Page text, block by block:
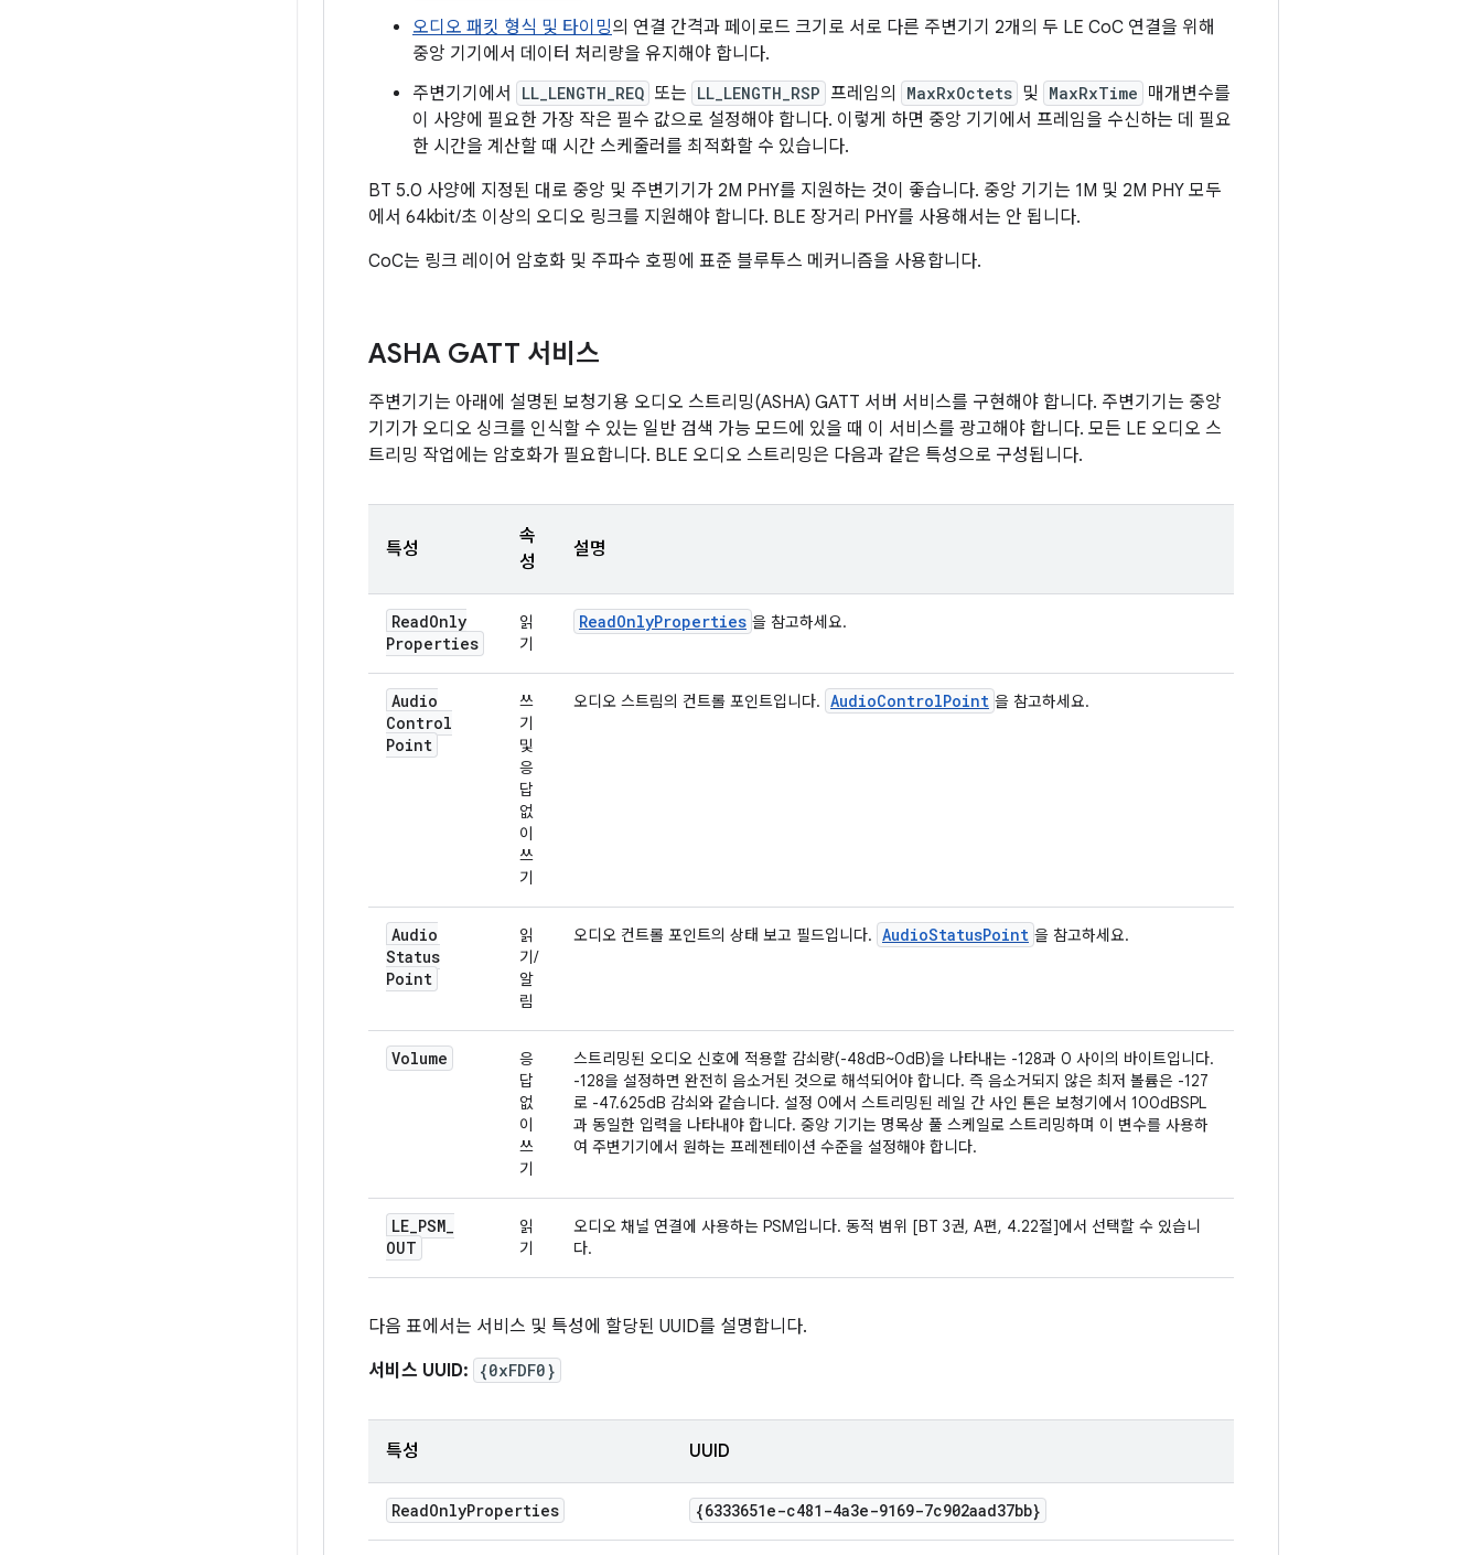
오디오 패킷 형식 및 타이밍의 연결 간격과 페이로드 크기로 서로 다른 주변기기 2개의 두 LE CoC 연결을 위해
중앙 기기에서 데이터 처리량을 유지해야 합니다.
주변기기에서
LL_LENGTH_REQ 또는 LL_LENGTH_RSP 프레임의 MaxRxOctets 및 MaxRxTime 매개변수를
이 사양에 필요한 가장 작은 필수 값으로 설정해야 합니다. 이렇게 하면 중앙 기기에서 프레임을 수신하는 데 필요
한 시간을 계산할 때 시간 스케줄러를 최적화할 수 있습니다.
BT 5.0 사양에 지정된 대로 중앙 및 주변기기가 2M PHY를 지원하는 것이 좋습니다. 중앙 기기는 1M 및 2M PHY 모두
에서 64kbit/초 이상의 오디오 링크를 지원해야 합니다. BLE 장거리 PHY를 사용해서는 안 됩니다.
CoC는 링크 레이어 암호화 및 주파수 호핑에 표준 블루투스 메커니즘을 사용합니다.
ASHA GATT 서비스
주변기기는 아래에 설명된 보청기용 오디오 스트리밍(ASHA) GATT 서버 서비스를 구현해야 합니다. 주변기기는 중앙
기기가 오디오 싱크를 인식할 수 있는 일반 검색 가능 모드에 있을 때 이 서비스를 광고해야 합니다. 모든 LE 오디오 스
트리밍 작업에는 암호화가 필요합니다. BLE 오디오 스트리밍은 다음과 같은 특성으로 구성됩니다.
특성
속
성
설명
ReadOnly
Properties
읽
기
ReadOnlyProperties 을 참고하세요.
Audio
Control
Point
쓰
기
및
응
답
없
이
쓰
기
오디오 스트림의 컨트롤 포인트입니다. AudioControlPoint 을 참고하세요.
Audio
Status
Point
읽
기/
알
림
오디오 컨트롤 포인트의 상태 보고 필드입니다. AudioStatusPoint 을 참고하세요.
Volume
응
답
없
이
쓰
기
스트리밍된 오디오 신호에 적용할 감쇠량(-48dB~0dB)을 나타내는 -128과 0 사이의 바이트입니다.
-128을 설정하면 완전히 음소거된 것으로 해석되어야 합니다. 즉 음소거되지 않은 최저 볼륨은 -127
로 -47.625dB 감쇠와 같습니다. 설정 0에서 스트리밍된 레일 간 사인 톤은 보청기에서 100dBSPL
과 동일한 입력을 나타내야 합니다. 중앙 기기는 명목상 풀 스케일로 스트리밍하며 이 변수를 사용하
여 주변기기에서 원하는 프레젠테이션 수준을 설정해야 합니다.
LE_PSM_
OUT
읽
기
오디오 채널 연결에 사용하는 PSM입니다. 동적 범위 [BT 3권, A편, 4.22절]에서 선택할 수 있습니
다.
다음 표에서는 서비스 및 특성에 할당된 UUID를 설명합니다.
서비스 UUID:
{0xFDF0}
특성 UUID
ReadOnlyProperties {6333651e-c481-4a3e-9169-7c902aad37bb}